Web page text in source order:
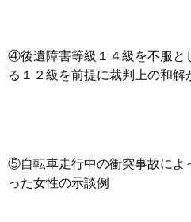
④後遺障害等級１４級を不服と
る１２級を前提に裁判上の和解
⑤自転車走行中の衝突事故によ
った女性の示談例